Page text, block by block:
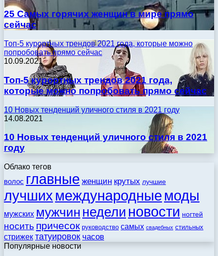
25 Самых горячих женщин в мире прямо
сейчас
Топ-5 курортных трендов 2021 года, которые можно
попробовать прямо сейчас
10.09.2021
Топ-5 курортных трендов 2021 года,
которые можно попробовать прямо сейчас
10 Новых тенденций уличного стиля в 2021 году
14.08.2021
10 Новых тенденций уличного стиля в 2021
году
Облако тегов
волос главные женщин крутых лучшие
лучших международные моды
мужских мужчин недели новости ногтей
носить причесок руководство самых свадебных стильных
стрижек татуировок часов
Популярные новости